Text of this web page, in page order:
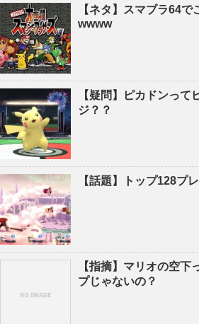
【ネタ】スマブラ64
wwww
【疑問】ピカドンって
ジ？？
【話題】トップ128プ
【指摘】マリオの空下
プじゃないの？